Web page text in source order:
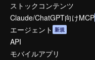
ストックコンテンツ
Claude/ChatGPT向けMCP
エージェント 新規
API
モバイルアプリ